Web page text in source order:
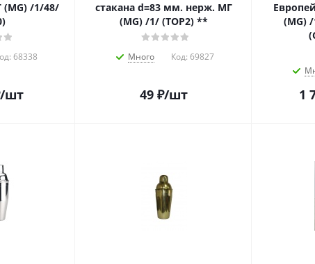
/1/48/
68338
/шт
стакана d=83 мм. нерж. МГ
(MG) /1/ (TOP2) **
Много Код: 69827
49 ₽/шт
(MG) /
1